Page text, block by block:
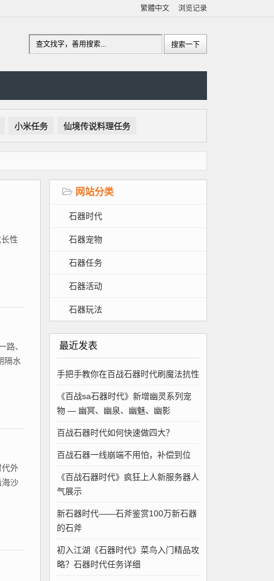
繁體中文 浏览记录
小米任务 仙境传说料理任务
性
路、
隔水
代外
海沙
网站分类
石器时代
石器宠物
石器任务
石器活动
石器玩法
最近发表
手把手教你在百战石器时代刷魔法抗性
《百战sa石器时代》新增幽灵系列宠
物 — 幽冥、幽泉、幽魅、幽影
百战石器时代如何快速做四大？
百战石器一线崩端不用怕，补偿到位
《百战石器时代》疯狂上人新服务器人
气展示
新石器时代——石斧鉴赏100万新石器
的石斧
初入江湖《石器时代》菜鸟入门精品攻
略？石器时代任务详细